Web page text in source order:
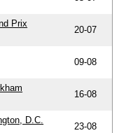
Prix
20-07
09-08
16-08
D.C.
23-08